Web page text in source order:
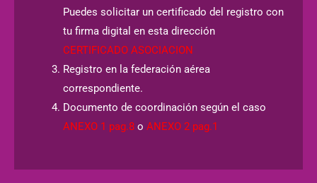
Puedes solicitar un certificado del registro con
tu firma digital en esta dirección
CERTIFICADO ASOCIACION
Registro en la federación aérea
correspondiente.
Documento de coordinación según el caso
ANEXO 1 pag.8o ANEXO 2 pag.1